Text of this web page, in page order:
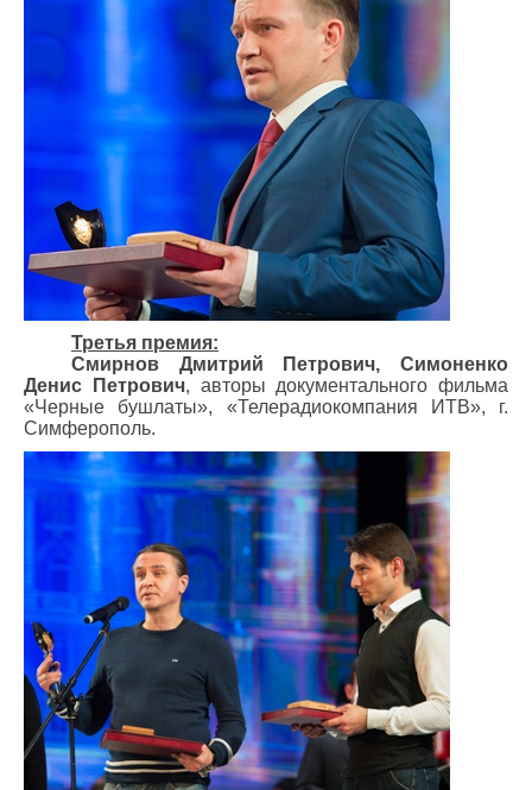
Третья премия:
Смирнов Дмитрий Петрович, Симоненко
Денис Петрович, авторы документального фильма
«Черные бушлаты», «Телерадиокомпания ИТВ», г.
Симферополь.